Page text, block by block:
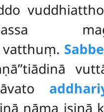
vatthuṃ.
nāma isinā